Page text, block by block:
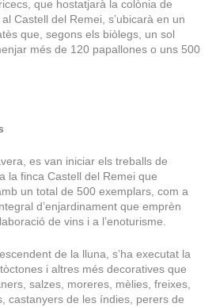
que hostatjarà la colònia de
Castell del Remei, s’ubicarà en un
que, segons els biòlegs, un sol
més de 120 papallones o uns 500
es van iniciar els treballs de
la finca Castell del Remei que
un total de 500 exemplars, com a
d’enjardinament que emprèn
de vins i a l’enoturisme.
de la lluna, s’ha executat la
i altres més decoratives que
salzes, moreres, mèlies, freixes,
castanyers de les índies, perers de